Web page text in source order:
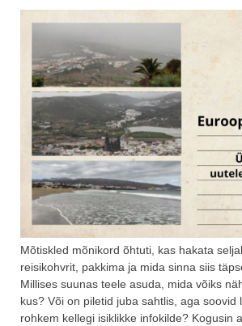
Mõtiskled mõnikord õhtuti, kas hakata
reisikohvrit, pakkima ja mida sinna siis
Millises suunas teele asuda, mida võiks
kus? Või on piletid juba sahtlis, aga soovid
rohkem kellegi isiklikke infokilde? Kogusin